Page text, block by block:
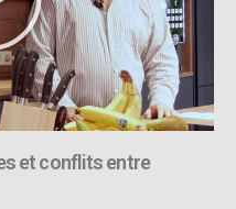
et conflits entre